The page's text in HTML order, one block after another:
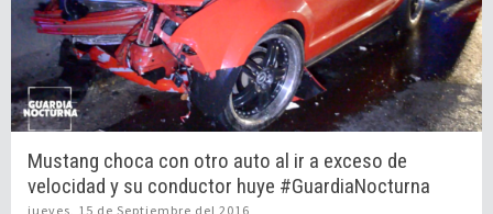
Mustang choca con otro auto al ir a exceso de
velocidad y su conductor huye #GuardiaNocturna
jueves, 15 de Septiembre del 2016